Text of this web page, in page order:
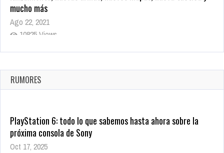
mucho más
Ago 22, 2021
10825 Views
La configuración de Call of Duty 2021 aparentemente ya fue
Ago 8, 2021
10008 Views
RUMORES
PlayStation 6: todo lo que sabemos hasta ahora sobre la
próxima consola de Sony
Oct 17, 2025